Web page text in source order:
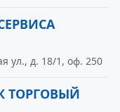
ул., д. 18/1, оф. 250
ТОРГОВЫЙ